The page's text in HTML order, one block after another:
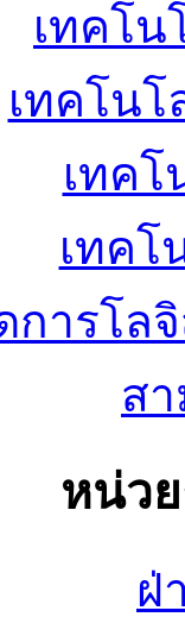
เทคโน
เทคโน
เทคโ
เทคโ
การโล
ส
หน่ว
ฝ่